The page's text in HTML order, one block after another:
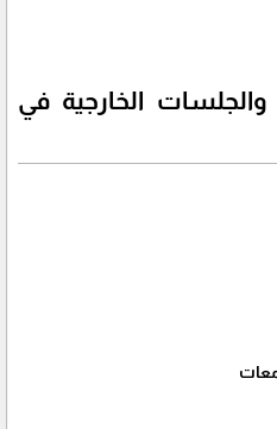
والجلسات الخارجية في